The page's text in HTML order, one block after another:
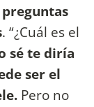
. “¿Cuál es el
sé te diría
ser el
Pero no